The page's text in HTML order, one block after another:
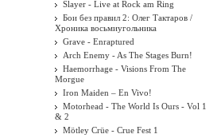
Slayer - Live at Rock am Ring
Бои без правил 2: Олег Тактаров /
Хроника восьмиугольника
Grave - Enraptured
Arch Enemy - As The Stages Burn!
Haemorrhage - Visions From The
Morgue
Iron Maiden ‎– En Vivo!
Motorhead - The World Is Ours - Vol 1
& 2
Mötley Crüe - Crue Fest 1